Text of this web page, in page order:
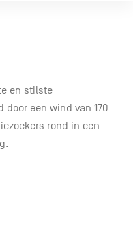
en stilste
een wind van 170
rond in een